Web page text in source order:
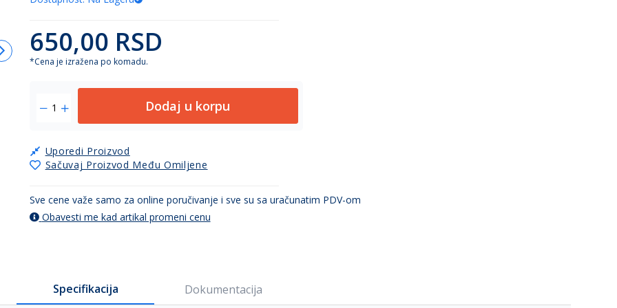
650,00 RSD
*Cena je izražena po komadu.
Dodaj u korpu
Sačuvaj Proizvod Među Omiljene
Uporedi Proizvod
Sve cene važe samo za online poručivanje i sve su sa uračunatim PDV-om
Obavesti me kad artikal promeni cenu
Specifikacija Dokumentacija